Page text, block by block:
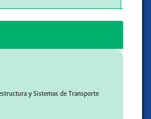
y Sistemas de Transporte